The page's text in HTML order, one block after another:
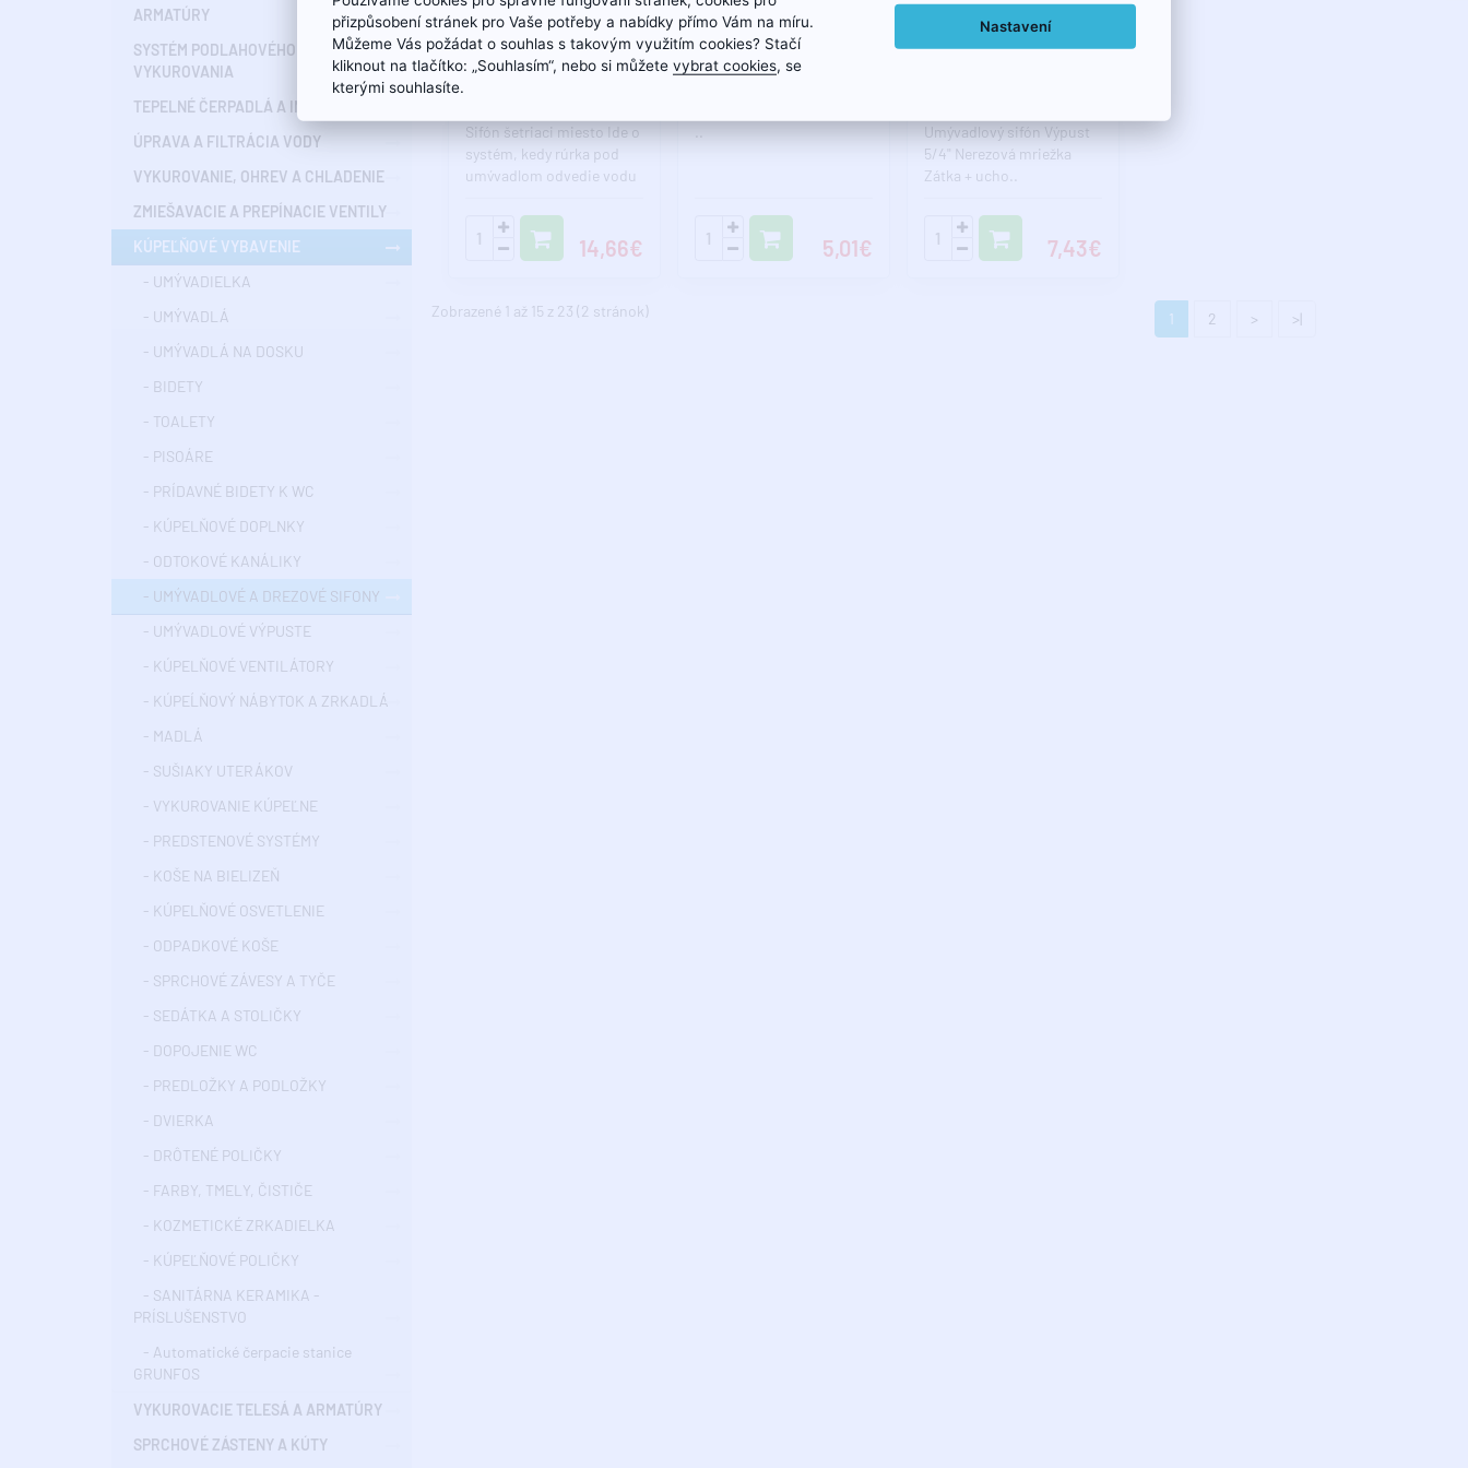
ARMATÚRY
SYSTÉM PODLAHOVÉHO
VYKUROVANIA
TEPELNÉ ČERPADLÁ A INŠTALÁCIE
ÚPRAVA A FILTRÁCIA VODY
VYKUROVANIE, OHREV A CHLADENIE
ZMIEŠAVACIE A PREPÍNACIE VENTILY
KÚPEĽŇOVÉ VYBAVENIE
- UMÝVADIELKA
- UMÝVADLÁ
- UMÝVADLÁ NA DOSKU
- BIDETY
- TOALETY
- PISOÁRE
- PRÍDAVNÉ BIDETY K WC
- KÚPELŇOVÉ DOPLNKY
- ODTOKOVÉ KANÁLIKY
- UMÝVADLOVÉ A DREZOVÉ SIFONY
- UMÝVADLOVÉ VÝPUSTE
- KÚPELŇOVÉ VENTILÁTORY
- KÚPEĹŇOVÝ NÁBYTOK A ZRKADLÁ
- MADLÁ
- SUŠIAKY UTERÁKOV
- VYKUROVANIE KÚPEĽNE
- PREDSTENOVÉ SYSTÉMY
- KOŠE NA BIELIZEŇ
- KÚPELŇOVÉ OSVETLENIE
- ODPADKOVÉ KOŠE
- SPRCHOVÉ ZÁVESY A TYČE
- SEDÁTKA A STOLIČKY
- DOPOJENIE WC
- PREDLOŽKY A PODLOŽKY
- DVIERKA
- DRÔTENÉ POLIČKY
- FARBY, TMELY, ČISTIČE
- KOZMETICKÉ ZRKADIELKA
- KÚPEĽŇOVÉ POLIČKY
- SANITÁRNA KERAMIKA -
PRÍSLUŠENSTVO
- Automatické čerpacie stanice
GRUNFOS
VYKUROVACIE TELESÁ A ARMATÚRY
SPRCHOVÉ ZÁSTENY A KÚTY
13.8.
CRONO umývadlový sifón
šetriace miesto, 1'1/4
Sifón šetriaci miesto Ide o
systém, kedy rúrka pod
umývadlom odvedie vodu
14,66€
13.8.
Umývadlový sifón 1'1/4,
odpad 40 mm, biela
5,01€
Umývadlový sifón, nerez
Umývadlový sifón Výpust
5/4" Nerezová mriežka
Zátka + ucho..
7,43€
Zobrazené 1 až 15 z 23 (2 stránok) 1 2 > >|
přizpůsobení stránek pro Vaše potřeby a nabídky přímo Vám na míru.
Můžeme Vás požádat o souhlas s takovým využitím cookies? Stačí
kliknout na tlačítko: „Souhlasím“, nebo si můžete vybrat cookies, se
kterými souhlasíte.
Nastavení